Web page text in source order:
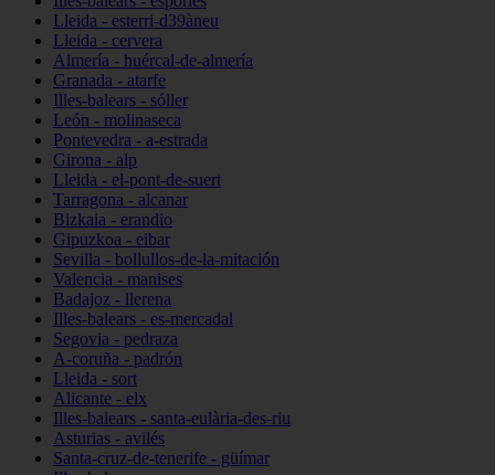
Lleida - esterri-d39àneu
Lleida - cervera
Almería - huércal-de-almería
Granada - atarfe
Illes-balears - sóller
León - molinaseca
Pontevedra - a-estrada
Girona - alp
Lleida - el-pont-de-suert
Tarragona - alcanar
Bizkaia - erandio
Gipuzkoa - eibar
Sevilla - bollullos-de-la-mitación
Valencia - manises
Badajoz - llerena
Illes-balears - es-mercadal
Segovia - pedraza
A-coruña - padrón
Lleida - sort
Alicante - elx
Illes-balears - santa-eulària-des-riu
Asturias - avilés
Santa-cruz-de-tenerife - güímar